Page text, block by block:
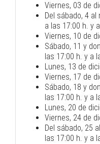
Viernes, 03 de
Del sábado, 4
a las 17:00 h. y
Viernes, 10 de
Sábado, 11 y
las 17:00 h. y a
Lunes, 13 de
Viernes, 17 de
Sábado, 18 y
las 17:00 h. y a
Lunes, 20 de
Viernes, 24 de
Del sábado, 25
las 17:00 h. y a